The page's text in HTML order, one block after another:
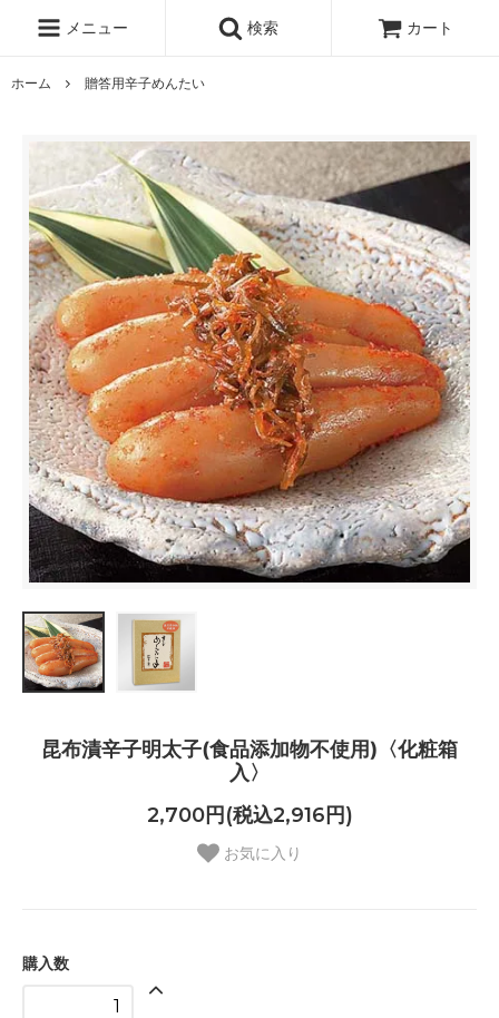
メニュー 検索 カート
ホーム 贈答用辛子めんたい
昆布漬辛子明太子(食品添加物不使用)〈化粧箱
入〉
2,700円(税込2,916円)
お気に入り
購入数